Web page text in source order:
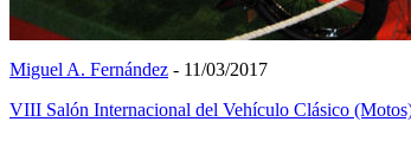
Miguel A. Fernández - 11/03/2017
VIII Salón Internacional del Vehículo Clásico